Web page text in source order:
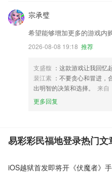
宗承璧
希望能够增加更多的游戏内
2026-08-08 19:18 推荐
支盛馥 ：这款游戏让我回忆
裴江素 ：不要贪心和冒进
出明智的决策和选择。
来自
更多回复
易彩彩民福地登录热门文